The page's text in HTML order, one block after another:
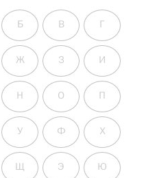
Б В Г
Ж З И
Н О П
У Ф Х
Щ Э Ю